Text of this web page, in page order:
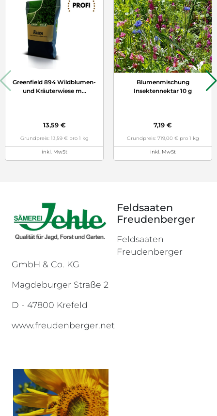
Greenfield 894 Wildblumen-
und Kräuterwiese m...
13,59 €
Grundpreis: 13,59 € pro 1 kg
inkl. MwSt
Blumenmischung
Insektennektar 10 g
7,19 €
Grundpreis: 719,00 € pro 1 kg
inkl. MwSt
Feldsaaten
Freudenberger
Feldsaaten
Freudenberger
GmbH & Co. KG
Magdeburger Straße 2
D - 47800 Krefeld
www.freudenberger.net